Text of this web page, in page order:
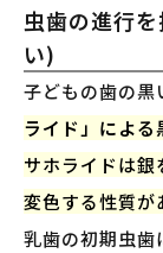
虫歯の進行
い)
子どもの歯の黒
ライド」による
サホライドは銀
変色する性質が
乳歯の初期虫歯